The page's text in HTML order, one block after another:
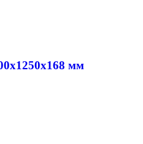
мм